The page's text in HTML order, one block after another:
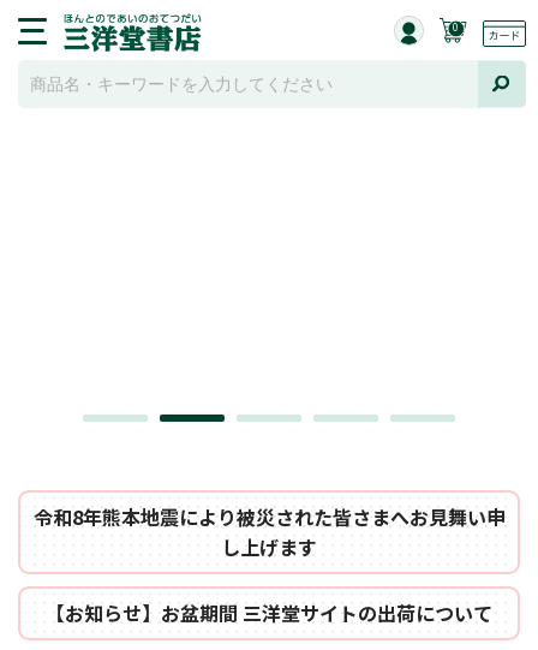
0
令和8年熊本地震により被災された皆さまへお見舞い申
し上げます
【お知らせ】お盆期間 三洋堂サイトの出荷について